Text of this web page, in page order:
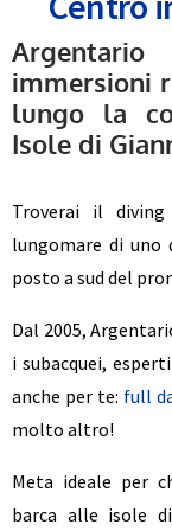
Stanco
SCOPRI
immersioni
lungo la
Isole di
Troverai il
lungomare di uno
posto a sud del
Dal 2005,
i subacquei,
anche per te: full
molto altro!
Meta ideale per
barca alle isole